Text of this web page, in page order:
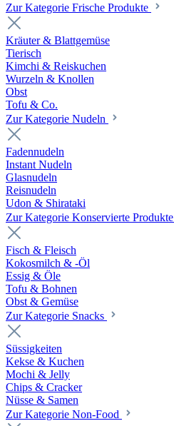
Zur Kategorie Frische Produkte
Kräuter & Blattgemüse
Tierisch
Kimchi & Reiskuchen
Wurzeln & Knollen
Obst
Tofu & Co.
Zur Kategorie Nudeln
Fadennudeln
Instant Nudeln
Glasnudeln
Reisnudeln
Udon & Shirataki
Zur Kategorie Konservierte Produkte
Fisch & Fleisch
Kokosmilch & -Öl
Essig & Öle
Tofu & Bohnen
Obst & Gemüse
Zur Kategorie Snacks
Süssigkeiten
Kekse & Kuchen
Mochi & Jelly
Chips & Cracker
Nüsse & Samen
Zur Kategorie Non-Food